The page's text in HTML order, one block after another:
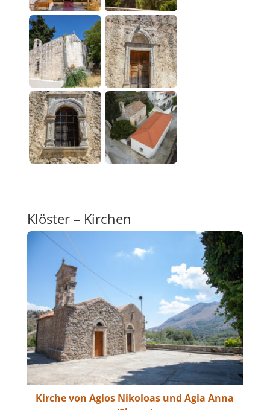
Klöster – Kirchen
Kirche von Agios Nikoloas und Agia Anna